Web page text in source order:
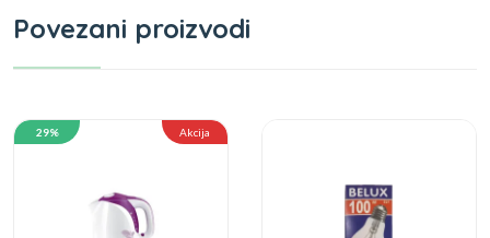
Povezani proizvodi
29% Akcija